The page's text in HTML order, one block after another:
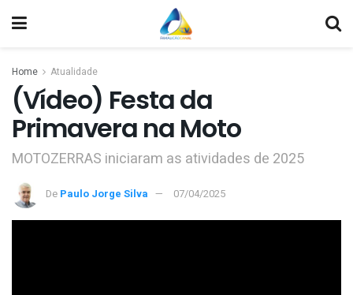
Home Atualidade
(Vídeo) Festa da
Primavera na Moto
MOTOZERRAS iniciaram as atividades de 2025
De Paulo Jorge Silva 07/04/2025